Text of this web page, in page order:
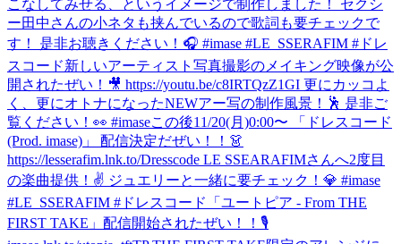
こなしてみせる、というイメージで制作しました！ セクシ
ー田中さんの小ネタも挟んでいるので歌詞も要チェックで
す！ 是非お聴きください！🎧 #imase #LE_SSERAFIM #ドレ
スコード新しいアーティスト写真撮影のメイキング映像が公
開されたぜい！🎥 https://youtu.be/c8IRTQzZ1GI 更にカッコよ
く、更にオトナになったNEWアー写の制作風景！🕺 是非ご
覧ください！👀 #imaseこの後11/20(月)0:00〜 「ドレスコード
(Prod. imase)」 配信決定だぜい！！👗
https://lesserafim.lnk.to/Dresscode LE SSEARAFIMさんへ2度目
の楽曲提供！✌️ ジュエリーと一緒に要チェック！💎 #imase
#LE_SSERAFIM #ドレスコード
「ユートピア - From THE
FIRST TAKE」配信開始されたぜい！！🎙